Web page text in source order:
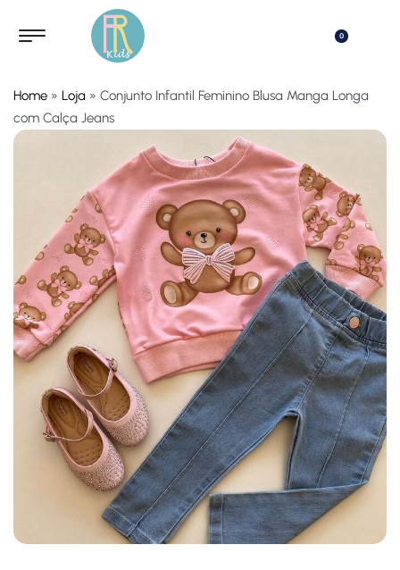
0
Home » Loja » Conjunto Infantil Feminino Blusa Manga Longa
com Calça Jeans